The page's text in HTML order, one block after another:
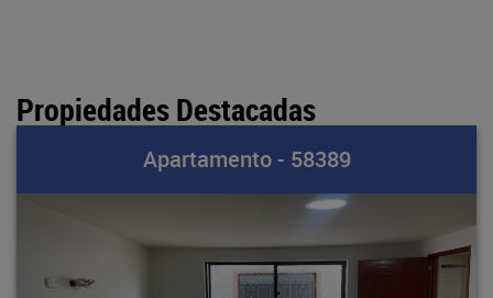
Propiedades Destacadas
Apartamento - 58389